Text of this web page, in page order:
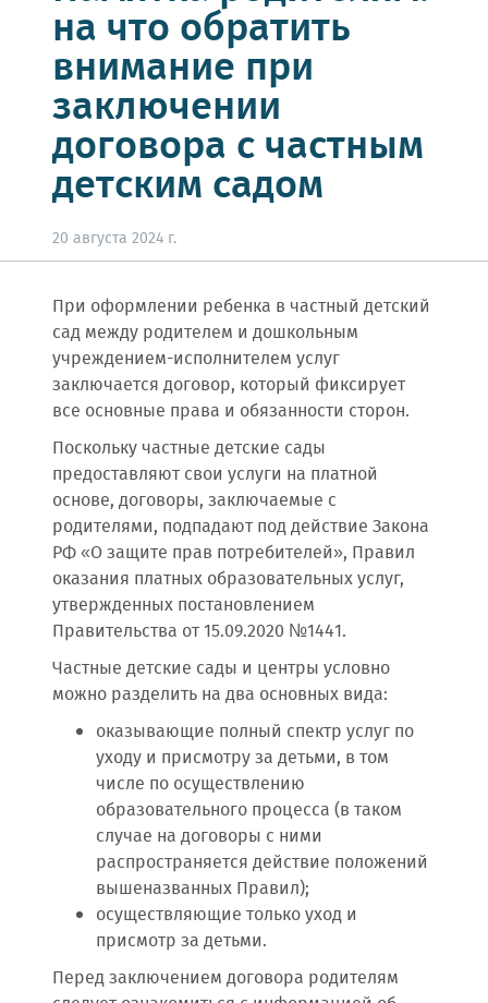
на что обратить
внимание при
заключении
договора с частным
детским садом
20 августа 2024 г.
При оформлении ребенка в частный детский
сад между родителем и дошкольным
учреждением-исполнителем услуг
заключается договор, который фиксирует
все основные права и обязанности сторон.
Поскольку частные детские сады
предоставляют свои услуги на платной
основе, договоры, заключаемые с
родителями, подпадают под действие Закона
РФ «О защите прав потребителей», Правил
оказания платных образовательных услуг,
утвержденных постановлением
Правительства от 15.09.2020 №1441.
Частные детские сады и центры условно
можно разделить на два основных вида:
оказывающие полный спектр услуг по
уходу и присмотру за детьми, в том
числе по осуществлению
образовательного процесса (в таком
случае на договоры с ними
распространяется действие положений
вышеназванных Правил);
осуществляющие только уход и
присмотр за детьми.
Перед заключением договора родителям